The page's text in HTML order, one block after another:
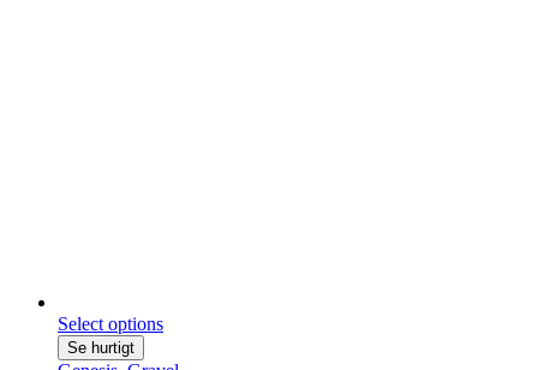
Select options
Se hurtigt